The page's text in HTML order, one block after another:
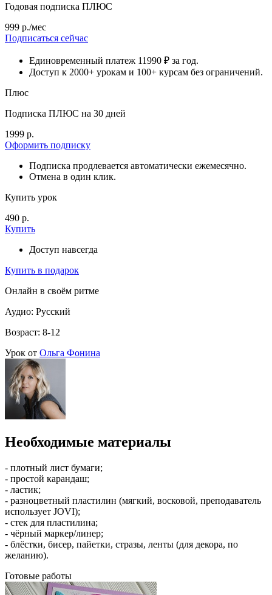
Годовая подписка ПЛЮС
999 р./мес
Подписаться сейчас
Единовременный платеж 11990 ₽ за год.
Доступ к 2000+ урокам и 100+ курсам без ограничений.
Плюс
Подписка ПЛЮС на 30 дней
1999 р.
Оформить подписку
Подписка продлевается автоматически ежемесячно.
Отмена в один клик.
Купить урок
490 р.
Купить
Доступ навсегда
Купить в подарок
Онлайн в своём ритме
Аудио: Русский
Возраст: 8-12
Урок от Ольга Фонина
Необходимые материалы
- плотный лист бумаги;
- простой карандаш;
- ластик;
- разноцветный пластилин (мягкий, восковой, преподаватель
использует JOVI);
- стек для пластилина;
- чёрный маркер/линер;
- блёстки, бисер, пайетки, стразы, ленты (для декора, по
желанию).
Готовые работы